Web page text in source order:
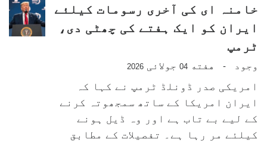
خامنہ ای کی آخری رسومات کیلئے
ایران کو ایک ہفتے کی چھٹی دی،
ٹرمپ
وجود - هفته 04 جولائی 2026
امریکی صدر ڈونلڈ ٹرمپ نے کہا کہ
ایران امریکا کے ساتھ سمجھوتہ کرنے
کے لیے بے تاب ہے اور وہ ڈیل ہونے
کیلئے مر رہا ہے۔ تفصیلات کے مطابق